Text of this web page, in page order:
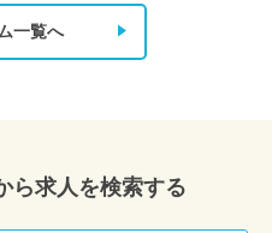
一覧へ
ら求人を検索する